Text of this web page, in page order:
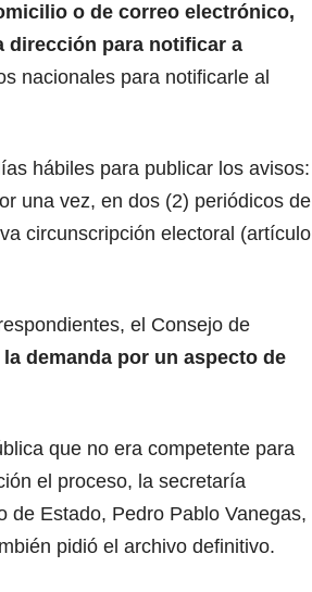
o de correo electrónico,
dirección para notificar a
nacionales para notificarle al
hábiles para publicar los avisos:
una vez, en dos (2) periódicos de
circunscripción electoral (artículo
el Consejo de
demanda por un aspecto de
que no era competente para
el proceso, la secretaría
de Estado, Pedro Pablo Vanegas,
pidió el archivo definitivo.